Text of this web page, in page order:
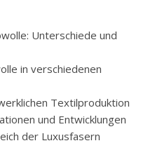
Unterschiede und
in verschiedenen
Textilproduktion
und Entwicklungen
der Luxusfasern